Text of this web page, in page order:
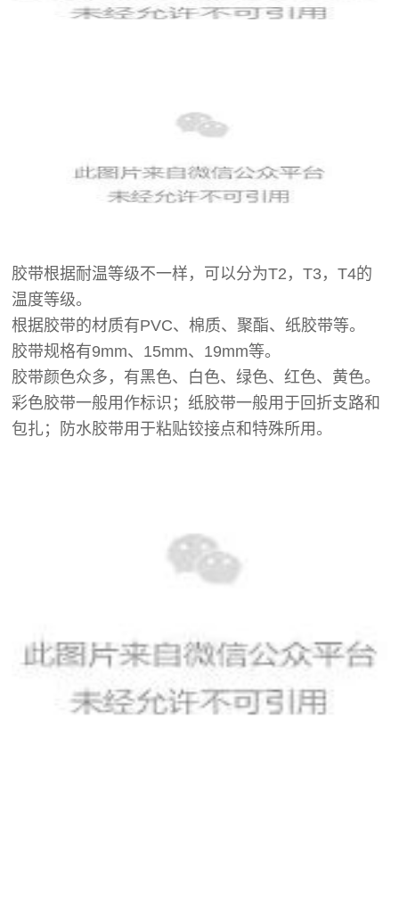
胶带根据耐温等级不一样，可以分为T2，T3，T4的
温度等级。
根据胶带的材质有PVC、棉质、聚酯、纸胶带等。
胶带规格有9mm、15mm、19mm等。
胶带颜色众多，有黑色、白色、绿色、红色、黄色。
彩色胶带一般用作标识； 纸胶带一般用于回折支路和
包扎；
防水胶带用于粘贴铰接点和特殊所用。